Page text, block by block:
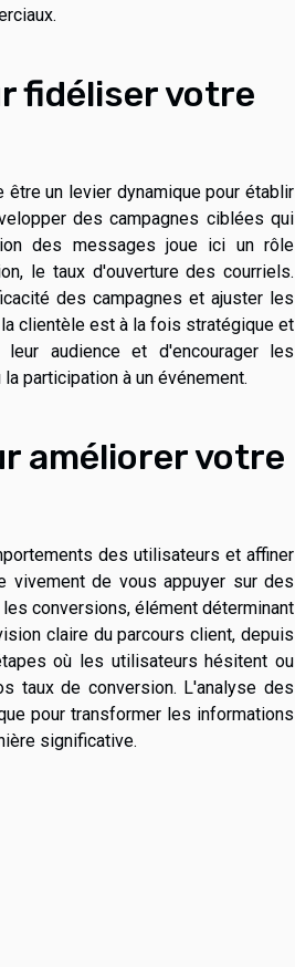
fidéliser votre
un levier dynamique pour établir
des campagnes ciblées qui
des messages joue ici un rôle
le taux d'ouverture des courriels.
des campagnes et ajuster les
clientèle est à la fois stratégique et
audience et d'encourager les
participation à un événement.
améliorer votre
des utilisateurs et affiner
vivement de vous appuyer sur des
conversions, élément déterminant
claire du parcours client, depuis
où les utilisateurs hésitent ou
taux de conversion. L'analyse des
pour transformer les informations
significative.